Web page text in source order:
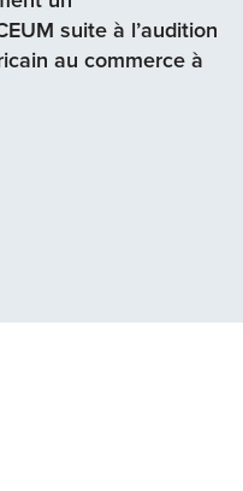
suite à l’audition
au commerce à